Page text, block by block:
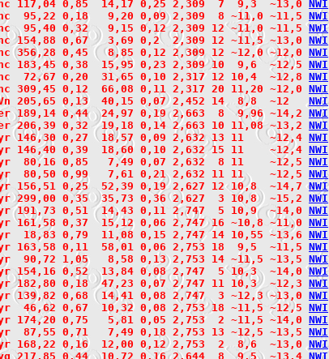
117,04 0,85  14,17 0,25 2,309  7  9,3  ~13,0 NWI
95,22 0,18   9,20 0,09 2,309  8 ~11,0 ~11,5
NWI
95,40 0,32   9,15 0,12 2,309 12 ~11,0 ~11,5 NWI
154,88 0,67   3,69 0,2  2,309 12 ~11,5 ~13,0
NWI
356,28 0,45   8,85 0,12 2,309 12 ~12,0 ~12,0
NWI
183,45 0,38  15,95 0,23 2,309 10  9,6  ~12,5 NWI
72,67 0,20  31,65 0,10 2,317 12 10,4  ~12,8 NWI
309,45 0,12  66,08 0,11 2,317 20 11,20 ~12,0 NWI
205,65 0,13  40,15 0,07 2,452 14  8,8  ~12 NWI
189,14 0,44  24,97 0,19 2,663  8  9,96 ~14,2 NWI
206,39 0,32  19,18 0,14 2,663 10 11,08 ~13,2 NWI
146,30 0,27  18,57 0,09 2,632 13 11    ~12,4 NWI
146,40 0,39  18,60 0,10 2,632 15 11    ~12,4 NWI
80,16 0,85   7,49 0,07 2,632  8 11    ~12,5 NWI
80,50 0,99   7,61 0,21 2,632 11 11    ~12,5 NWI
156,51 0,25  52,39 0,19 2,627 12 10,8  ~14,7 NWI
299,00 0,35  35,73 0,36 2,627  3 10,8  ~15,2 NWI
191,73 0,51  14,43 0,11 2,747  5 10,9  ~14,0 NWI
161,58 0,37  15,12 0,06 2,747 16 ~10,8 ~11,0
NWI
18,83 0,79  11,08 0,15 2,747 14 10,55 ~13,6 NWI
163,58 0,11  58,01 0,06 2,753 18  9,5  ~11,5 NWI
90,72 1,05   8,58 0,13 2,753 14 ~11,5 ~13,5 NWI
154,16 0,52  13,84 0,08 2,747  5 10,3  ~14,0 NWI
182,80 0,18  47,23 0,07 2,747 11 10,3  ~12,3 NWI
139,82 0,68  14,41 0,08 2,747  3 ~12,3 ~13,0 NWI
46,62 0,67  10,32 0,08 2,753 18 ~11,5 ~12,5 NWI
174,20 0,75   5,81 0,05 2,753  2 ~11,5 ~14,0 NWI
87,55 0,71   7,49 0,18 2,753 13 ~12,5 ~13,5 NWI
168,22 0,16  12,00 0,12 2,753  2  8,6  ~13,0 NWI
217,85 0,44  10,72 0,16 2,644  8  9,5  ~13,4 NWI